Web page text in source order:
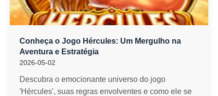
Conheça o Jogo Hércules: Um Mergulho na
Aventura e Estratégia
2026-05-02
Descubra o emocionante universo do jogo
'Hércules', suas regras envolventes e como ele se